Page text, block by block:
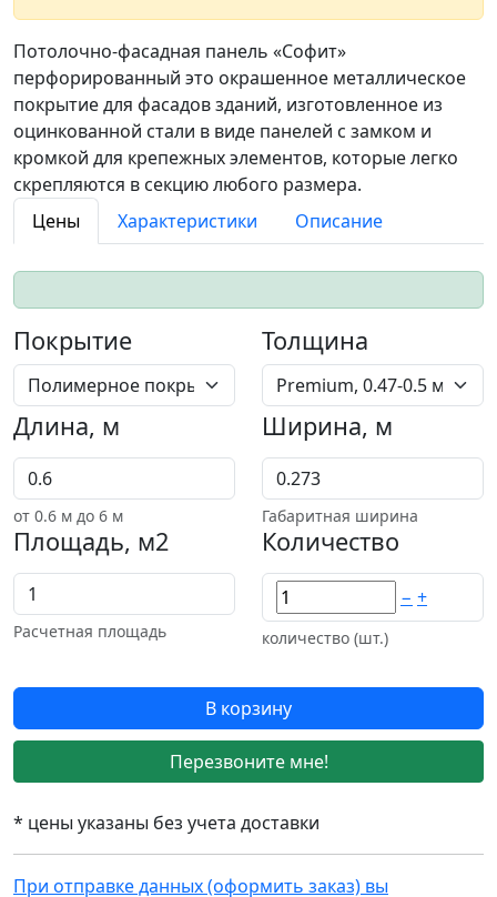
Потолочно-фасадная панель «Софит»
перфорированный это окрашенное металлическое
покрытие для фасадов зданий, изготовленное из
оцинкованной стали в виде панелей с замком и
кромкой для крепежных элементов, которые легко
скрепляются в секцию любого размера.
Цены
Характеристики Описание
Покрытие Толщина
Длина, м
от 0.6 м до 6 м
Ширина, м
Габаритная ширина
Площадь, м2
Расчетная площадь
Количество
− +
количество (шт.)
В корзину
Перезвоните мне!
* цены указаны без учета доставки
При отправке данных (оформить заказ) вы